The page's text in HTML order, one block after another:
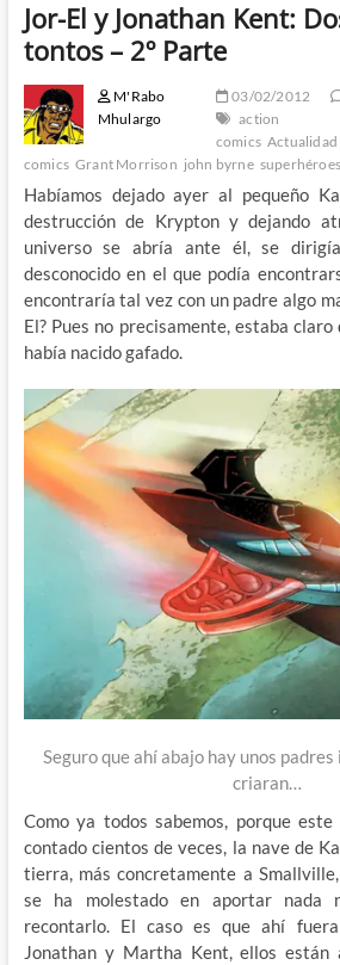
Jor-El y Jonathan Kent:
tontos – 2º Parte
M'Rabo
Mhulargo
03/02/2012
action
comics Actualidad
comics Grant Morrison john byrne superhéroes
Habíamos dejado ayer al pequeño
destrucción de Krypton y dejando
universo se abría ante él, se
desconocido en el que podía
encontraría tal vez con un padre algo
El? Pues no precisamente, estaba
había nacido gafado.
Seguro que ahí abajo hay unos
criaran…
Como ya todos sabemos, porque
contado cientos de veces, la nave de
tierra, más concretamente a
se ha molestado en aportar nada
recontarlo. El caso es que ahí
Jonathan y Martha Kent, ellos están